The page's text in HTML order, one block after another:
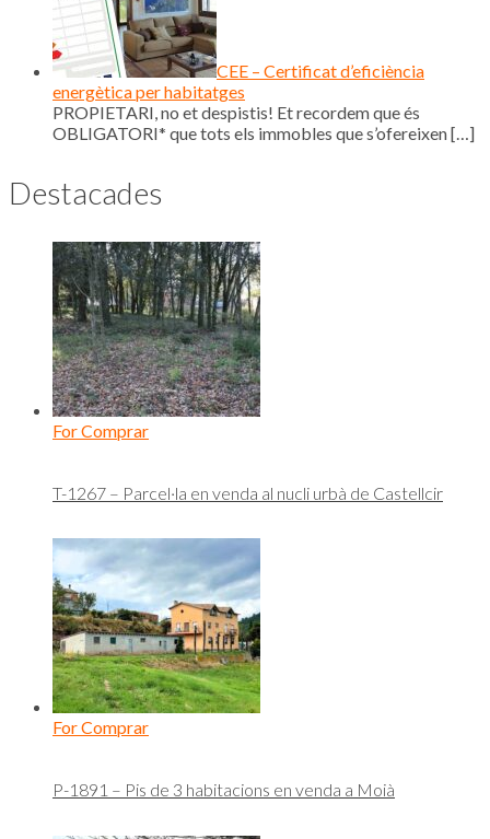
CEE – Certificat d’eficiència
energètica per habitatges
PROPIETARI, no et despistis! Et recordem que és
OBLIGATORI* que tots els immobles que s’ofereixen[…]
Destacades
For Comprar
T-1267 – Parcel·la en venda al nucli urbà de Castellcir
For Comprar
P-1891 – Pis de 3 habitacions en venda a Moià